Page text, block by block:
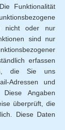
Funktionalität
nicht oder nur
sind nur
erfassen
die Sie uns
Adressen und
Angaben
überprüft, die
Diese Daten